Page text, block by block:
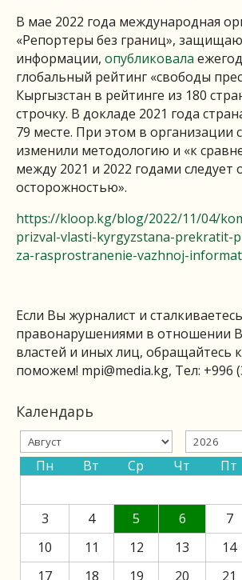
В мае 2022 года международная
«Репортеры без границ»,
информации, опубликовала
глобальный рейтинг «свободы
Кыргызстан в рейтинге из 180
строчку. В докладе 2021 года
79 месте. При этом в организации
изменили методологию и «к
между 2021 и 2022 годами следует
осторожностью».
https://kloop.kg/blog/2022/11/04/
prizval-vlasti-kyrgyzstana-prekratit-
za-rasprostranenie-vazhnoj-
Если Вы журналист и
правонарушениями в отношении
властей и иных лиц, обращайтесь
поможем! mpi@media.kg, Тел: +996
Календарь
Пн Вт Ср Чт Пт
3
4 5 6 7
10
11 12 13 14
17
18 19 20 21